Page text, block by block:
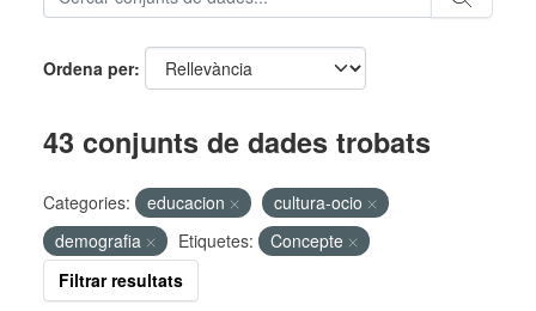
Ordena per
43 conjunts de dades trobats
Categories: educacion
cultura-ocio
demografia
Etiquetes:
Concepte
Filtrar resultats